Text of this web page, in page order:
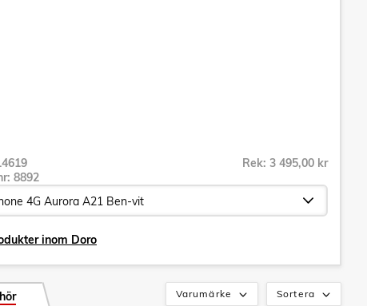
8892
Rek: 3 495,00 kr
inom Doro
Sortera
Varumärke